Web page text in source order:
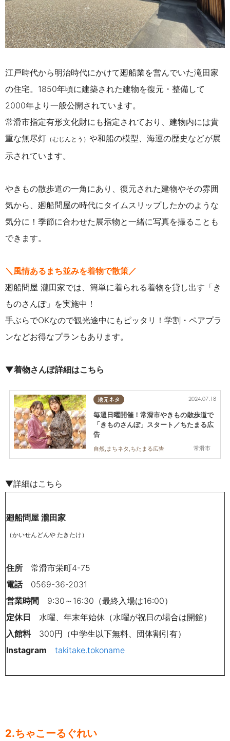
江戸時代から明治時代にかけて廻船業を営んでいた滝田家
の住宅。 1850年頃に建築された建物を復元・整備して
2000年より一般公開されています。
常滑市指定有形文化財にも指定されており、建物内には貴
重な無尽灯 （むじんとう） や和船の模型、海運の歴史などが展
示されています。
やきもの散歩道の一角にあり、復元された建物やその雰囲
気から、廻船問屋の時代にタイムスリップしたかのような
気分に！ 季節に合わせた展示物と一緒に写真を撮ることも
できます。
＼風情あるまち並みを着物で散策／
廻船問屋 瀧田家では、簡単に着られる着物を貸し出す「き
ものさんぽ」を実施中！
手ぶらでOKなので観光途中にもピッタリ！学割・ペアプラ
ンなどお得なプランもあります。
▼着物さんぽ詳細はこちら
地元ネタ
常滑市
2024.07.18
毎週日曜開催！常滑市やきもの散歩道で
「きものさんぽ」スタート／ちたまる広
告
自然,まちネタ,ちたまる広告
▼詳細はこちら
廻船問屋 瀧田家
（かいせんどんや たきたけ）
住所 常滑市栄町4-75
電話0569-36-2031
営業時間 9:30～16:30（最終入場は16:00）
定休日 水曜、年末年始休（水曜が祝日の場合は開館）
入館料300円（中学生以下無料、団体割引有）
Instagram takitake.tokoname
2.ちゃこーるぐれい